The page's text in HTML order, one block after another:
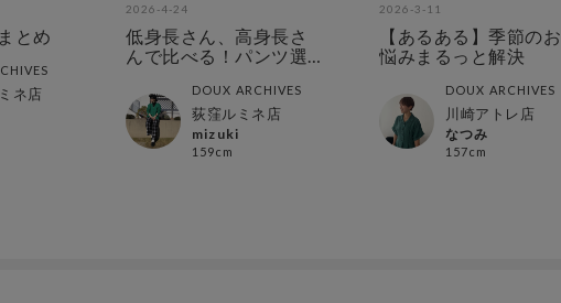
とめ
ネ店
2026-4-24
低身長さん、高身長さ
んで比べる！パンツ選
DOUX ARCHIVES
荻窪ルミネ店
mizuki
159cm
2026-3-11
【あるある】季節のお
悩みまるっと解決
DOUX ARCHIVES
川崎アトレ店
なつみ
157cm